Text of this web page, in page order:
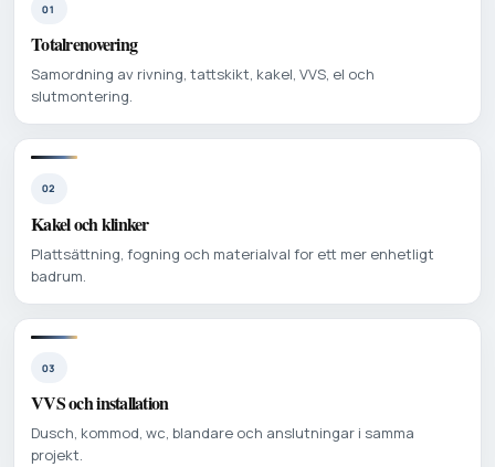
01
Totalrenovering
Samordning av rivning, tattskikt, kakel, VVS, el och
slutmontering.
02
Kakel och klinker
Plattsättning, fogning och materialval for ett mer enhetligt
badrum.
03
VVS och installation
Dusch, kommod, wc, blandare och anslutningar i samma
projekt.